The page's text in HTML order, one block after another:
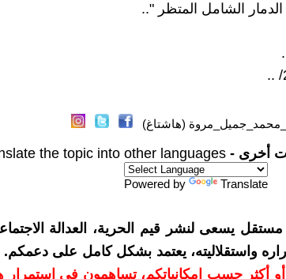
الشامل المتظر "..
(هاشتاغ)
أخرى - the topic into other languages
Powered by Translate
يسعى لنشر قيم الحرية، العدالة
واستقلاليته، يعتمد بشكل كامل على دعمكم.
سنويًا أو أكثر حسب إمكانياتكم، تساهمون في